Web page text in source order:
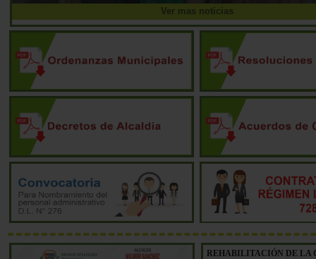
Ver mas noticias
REHABILITACIÓN DE LA